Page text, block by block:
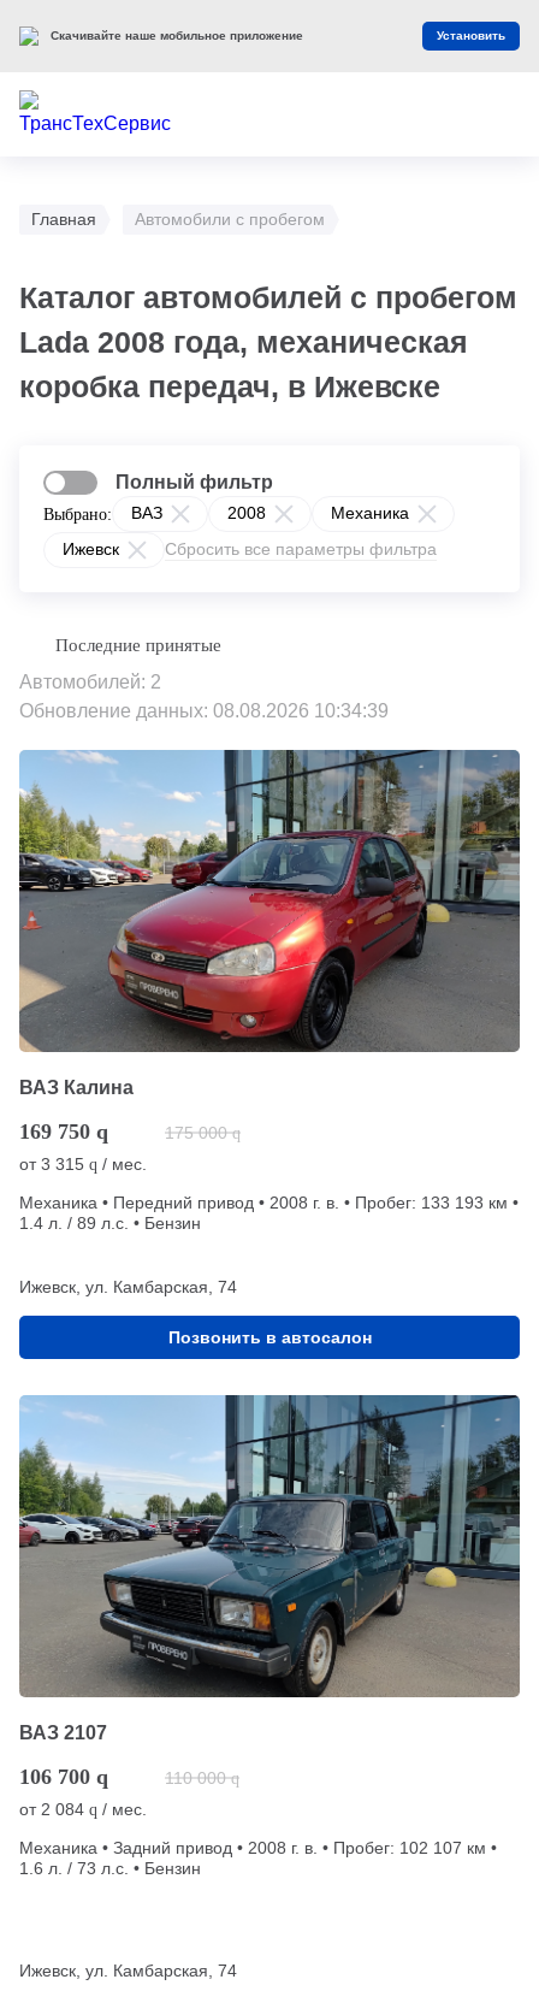
Главная Автомобили с пробегом
Каталог автомобилей с пробегом
Lada 2008 года, механическая
коробка передач, в Ижевске
Выбрано: ВАЗ 2008
Механика
Ижевск
Сбросить все параметры фильтра
Полный фильтр
Автомобилей: 2
Обновление данных: 08.08.2026 10:34:39
ВАЗ Калина
169 750 q 175 000 q
от3 315 q / мес.
Механика • Передний привод • 2008 г. в. • Пробег: 133 193 км •
1.4 л. / 89 л.с. • Бензин
Ижевск, ул. Камбарская, 74
Позвонить в автосалон
ВАЗ 2107
106 700 q 110 000 q
от 2 084 q / мес.
Механика • Задний привод • 2008 г. в. • Пробег: 102 107 км •
1.6 л. / 73 л.с. • Бензин
Ижевск, ул. Камбарская, 74
Скачивайте наше мобильное приложение Установить